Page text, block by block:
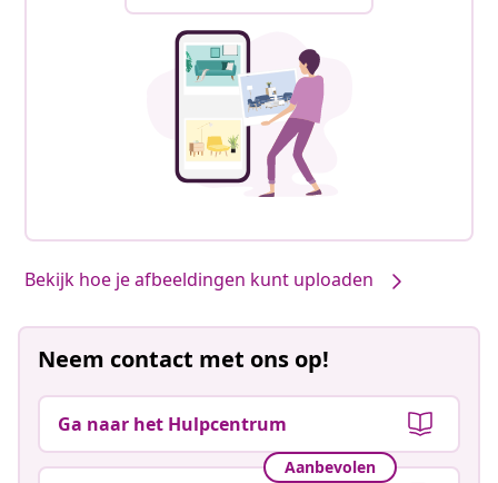
Bekijk hoe je afbeeldingen kunt uploaden
Neem contact met ons op!
Ga naar het Hulpcentrum
Aanbevolen